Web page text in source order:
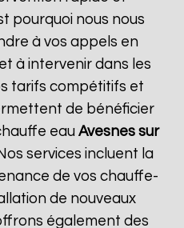
pourquoi nous nous
à vos appels en
à intervenir dans les
tarifs compétitifs et
de bénéficier
eau Avesnes sur
services incluent la
de vos chauffe-
de nouveaux
également des